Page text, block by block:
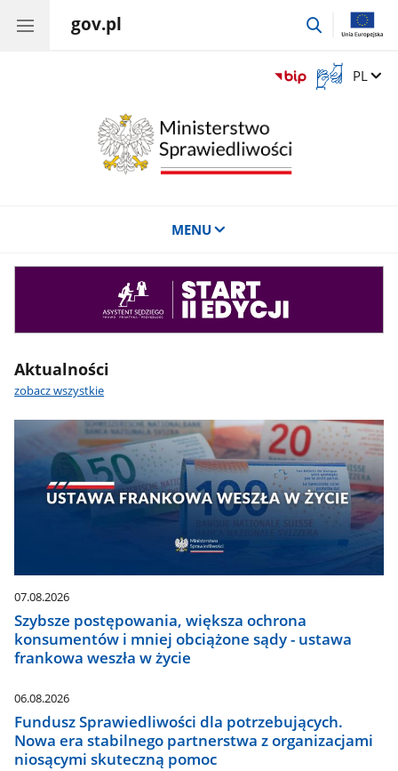
gov.pl
przejdź
Otwórz
okno
Zmień
PL
MENU
Aktualności
zobacz wszystkie
07.08.2026
Szybsze postępowania, większa ochrona
konsumentów i mniej obciążone sądy - ustawa
frankowa weszła w życie
06.08.2026
Fundusz Sprawiedliwości dla potrzebujących.
Nowa era stabilnego partnerstwa z organizacjami
niosącymi skuteczną pomoc